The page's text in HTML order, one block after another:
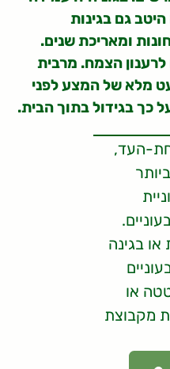
גם בגינות
ומאריכת שנים.
הצמח. מרבית
מלא של המצע לפני
כך בגידול בתוך הבית.
העד,
בגינה
או
מקבוצת